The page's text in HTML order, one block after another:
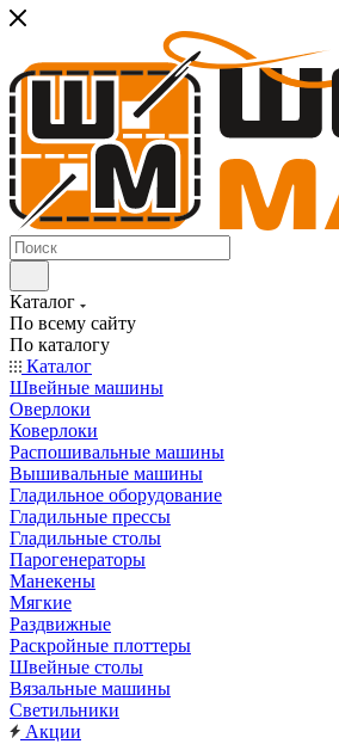
Каталог
По всему сайту
По каталогу
Каталог
Швейные машины
Оверлоки
Коверлоки
Распошивальные машины
Вышивальные машины
Гладильное оборудование
Гладильные прессы
Гладильные столы
Парогенераторы
Манекены
Мягкие
Раздвижные
Раскройные плоттеры
Швейные столы
Вязальные машины
Светильники
Акции